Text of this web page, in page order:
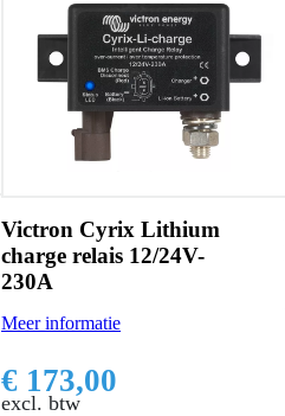
Victron Cyrix Lithium
charge relais 12/24V-
230A
Meer informatie
€ 173,00
excl. btw